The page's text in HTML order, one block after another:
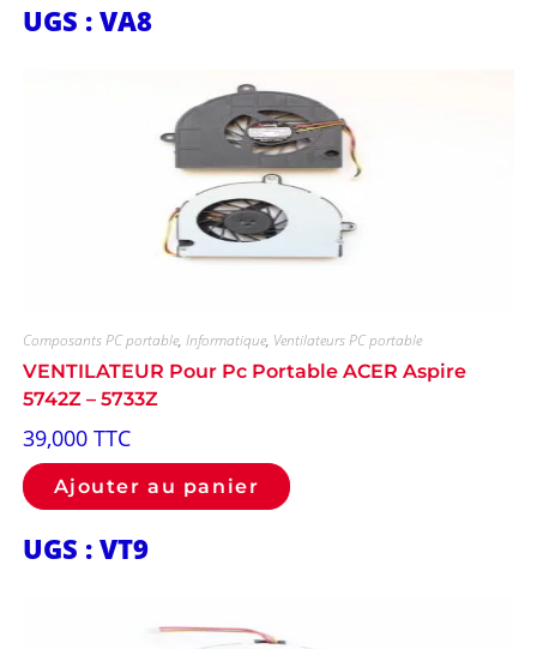
UGS : VA8
Composants PC portable, Informatique, Ventilateurs PC portable
VENTILATEUR Pour Pc Portable ACER Aspire
5742Z – 5733Z
39,000 TTC
Ajouter au panier
UGS : VT9